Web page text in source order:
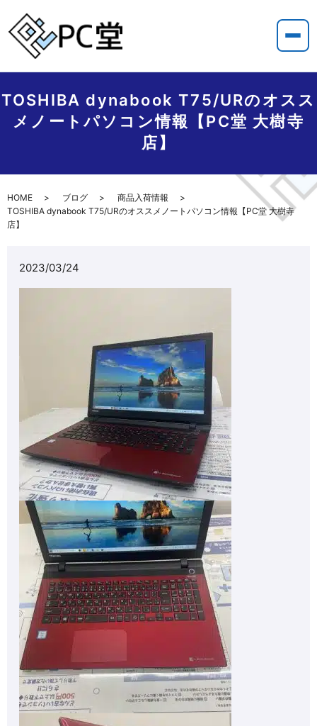
TOSHIBA dynabook T75/URのオスス
メノートパソコン情報【PC堂 大樹寺
店】
HOME ブログ
商品入荷情報
TOSHIBA dynabook T75/URのオススメノートパソコン情報【PC堂 大樹寺
店】
2023/03/24